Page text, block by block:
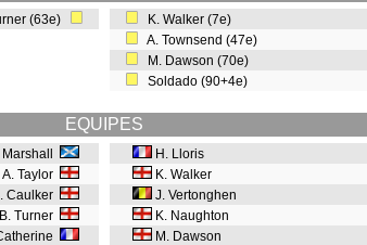
(63e)
K. Walker (7e)
A. Townsend (47e)
M. Dawson (70e)
Soldado (90+4e)
EQUIPES
Marshall
A. Taylor
Caulker
B. Turner
H. Lloris
K. Walker
J. Vertonghen
K. Naughton
M. Dawson